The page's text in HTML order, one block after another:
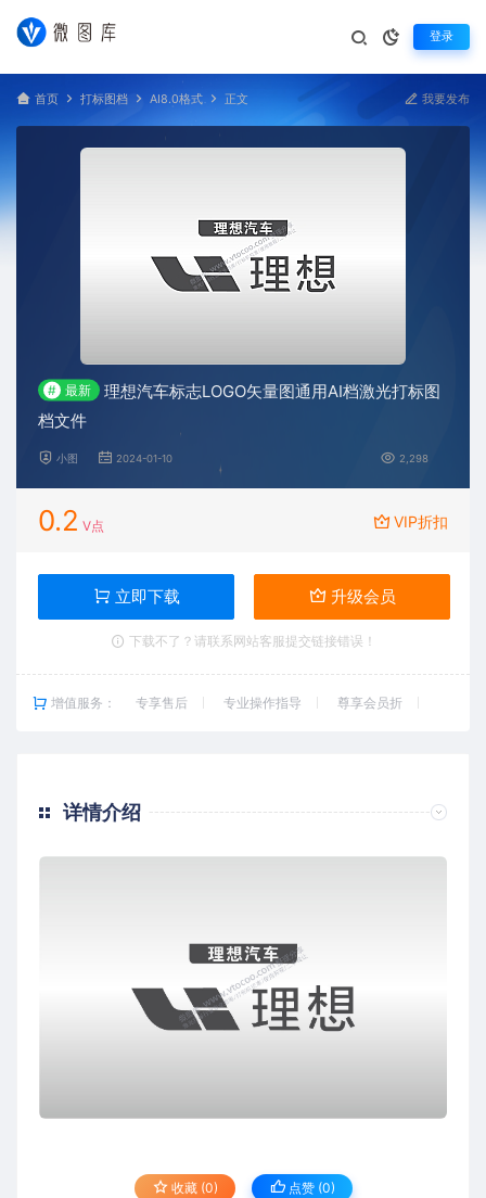
登录
首页 打标图档 AI8.0格式 正文 我要发布
# 最新
理想汽车标志LOGO矢量图通用AI档激光打标图
档文件
小图 2024-01-10 2,298
0.2 V点 VIP折扣
立即下载 升级会员
下载不了？请联系网站客服提交链接错误！
增值服务： 专享售后 专业操作指导 尊享会员折
详情介绍
收藏 (0) 点赞 (0)